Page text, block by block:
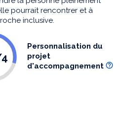
pourrait rencontrer et à
inclusive.
Personnalisation du
projet
d'accompagnement